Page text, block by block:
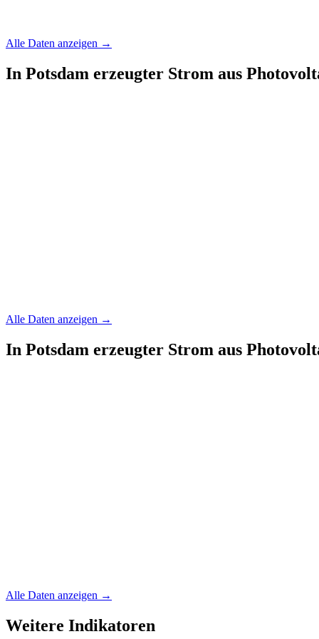
Alle Daten anzeigen →
In Potsdam erzeugter Strom aus
Alle Daten anzeigen →
In Potsdam erzeugter Strom aus
Alle Daten anzeigen →
Weitere Indikatoren